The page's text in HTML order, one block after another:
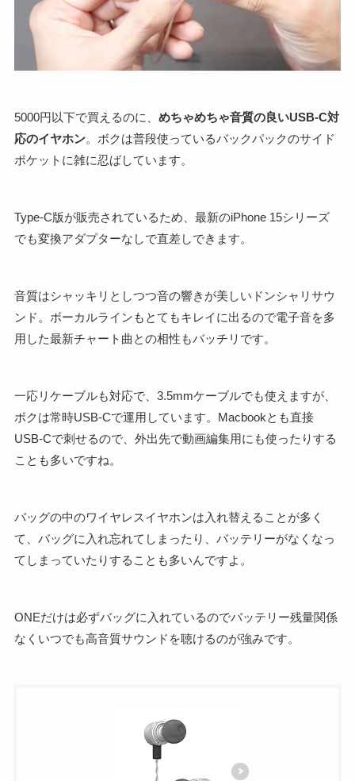
5000円以下で買えるのに、 めちゃめちゃ音質の良いUSB-C対
応のイヤホン。ボクは普段使っているバックパックのサイド
ポケットに雑に忍ばしています。
Type-C版が販売されているため、最新のiPhone 15シリーズ
でも変換アダプターなしで直差しできます。
音質はシャッキリとしつつ音の響きが美しいドンシャリサウ
ンド。ボーカルラインもとてもキレイに出るので電子音を多
用した最新チャート曲との相性もバッチリです。
一応リケーブルも対応で、3.5mmケーブルでも使えますが、
ボクは常時USB-Cで運用しています。Macbookとも直接
USB-Cで刺せるので、外出先で動画編集用にも使ったりする
ことも多いですね。
バッグの中のワイヤレスイヤホンは入れ替えることが多く
て、バッグに入れ忘れてしまったり、バッテリーがなくなっ
てしまっていたりすることも多いんですよ。
ONEだけは必ずバッグに入れているのでバッテリー残量関係
なくいつでも高音質サウンドを聴けるのが強みです。